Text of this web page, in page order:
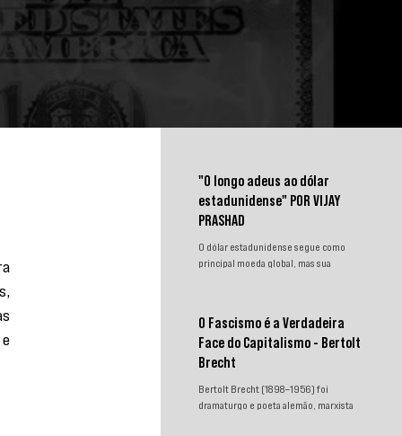
"O longo adeus ao dólar
estadunidense" POR VIJAY
PRASHAD
O dólar estadunidense segue como
principal moeda global, mas sua
impulsionam a desdolarização. O
processo, porém, é gradual e exige
novas instituições financeiras capazes
soberano e reduzir a dependência do
sistema monetário dominado pelos
O Fascismo é a Verdadeira
Face do Capitalismo - Bertolt
Brecht
Bertolt Brecht (1898–1956) foi
dramaturgo e poeta alemão, marxista